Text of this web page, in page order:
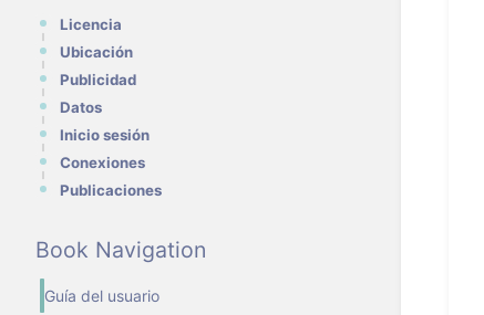
Licencia
Ubicación
Publicidad
Datos
Inicio sesión
Conexiones
Publicaciones
Book Navigation
Guía del usuario